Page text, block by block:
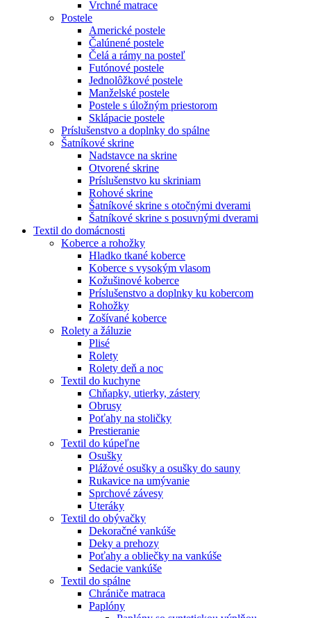
Vrchné matrace
Postele
Americké postele
Čalúnené postele
Čelá a rámy na posteľ
Futónové postele
Jednolôžkové postele
Manželské postele
Postele s úložným priestorom
Sklápacie postele
Príslušenstvo a doplnky do spálne
Šatníkové skrine
Nadstavce na skrine
Otvorené skrine
Príslušenstvo ku skriniam
Rohové skrine
Šatníkové skrine s otočnými dverami
Šatníkové skrine s posuvnými dverami
Textil do domácnosti
Koberce a rohožky
Hladko tkané koberce
Koberce s vysokým vlasom
Kožušinové koberce
Príslušenstvo a doplnky ku kobercom
Rohožky
Zošívané koberce
Rolety a žáluzie
Plisé
Rolety
Rolety deň a noc
Textil do kuchyne
Chňapky, utierky, zástery
Obrusy
Poťahy na stoličky
Prestieranie
Textil do kúpeľne
Osušky
Plážové osušky a osušky do sauny
Rukavice na umývanie
Sprchové závesy
Uteráky
Textil do obývačky
Dekoračné vankúše
Deky a prehozy
Poťahy a obliečky na vankúše
Sedacie vankúše
Textil do spálne
Chrániče matraca
Paplóny